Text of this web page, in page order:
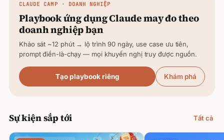
CLAUDE CAMP · DOANH NGHIỆP
Playbook ứng dụngClaudemay đo theo
doanh nghiệp bạn
Khảo sát ~12 phút → lộ trình 90 ngày, use case ưu tiên,
prompt điền-là-chạy — mọi khuyến nghị truy được nguồn.
Tạo playbook riêng Khám phá
Sự kiện sắp tới Tất cả